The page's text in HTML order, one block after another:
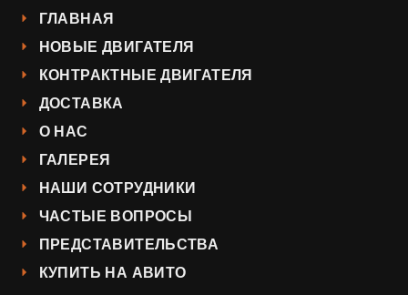
ГЛАВНАЯ
НОВЫЕ ДВИГАТЕЛЯ
КОНТРАКТНЫЕ ДВИГАТЕЛЯ
ДОСТАВКА
О НАС
ГАЛЕРЕЯ
НАШИ СОТРУДНИКИ
ЧАСТЫЕ ВОПРОСЫ
ПРЕДСТАВИТЕЛЬСТВА
КУПИТЬ НА АВИТО